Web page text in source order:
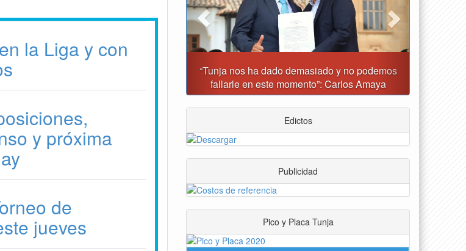
la Liga y con
y próxima
de
jueves
nos ha dado demasiado y no podemos
Tunja prohibirá este viernes la venta de licor, el uso
de drones y otras actividades
Edictos
Publicidad
Pico y Placa Tunja